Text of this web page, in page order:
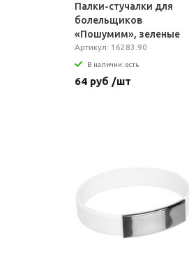
Палки-стучалки для
болельщиков
«Пошумим», зеленые
Артикул: 16283.90
В наличии: есть
64 руб /шт